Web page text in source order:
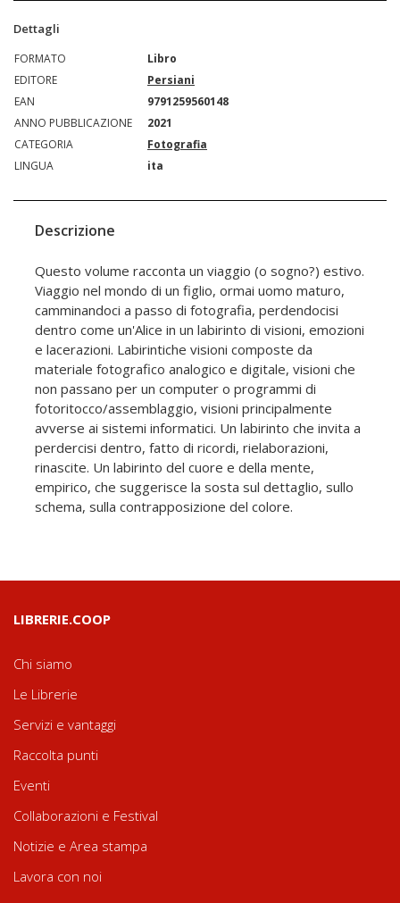
Dettagli
FORMATO
Libro
EDITORE
Persiani
EAN
9791259560148
ANNO PUBBLICAZIONE
2021
CATEGORIA
Fotografia
LINGUA
ita
Descrizione
Questo volume racconta un viaggio (o sogno?) estivo.
Viaggio nel mondo di un figlio, ormai uomo maturo,
camminandoci a passo di fotografia, perdendocisi
dentro come un'Alice in un labirinto di visioni, emozioni
e lacerazioni. Labirintiche visioni composte da
materiale fotografico analogico e digitale, visioni che
non passano per un computer o programmi di
fotoritocco/assemblaggio, visioni principalmente
avverse ai sistemi informatici. Un labirinto che invita a
perdercisi dentro, fatto di ricordi, rielaborazioni,
rinascite. Un labirinto del cuore e della mente,
empirico, che suggerisce la sosta sul dettaglio, sullo
schema, sulla contrapposizione del colore.
LIBRERIE.COOP
Chi siamo
Le Librerie
Servizi e vantaggi
Raccolta punti
Eventi
Collaborazioni e Festival
Notizie e Area stampa
Lavora con noi